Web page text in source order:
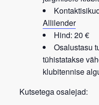
Allilender
Hind: 20 €
Osalustasu
tühistatakse
klubitennise
Kutsetega osalejad: